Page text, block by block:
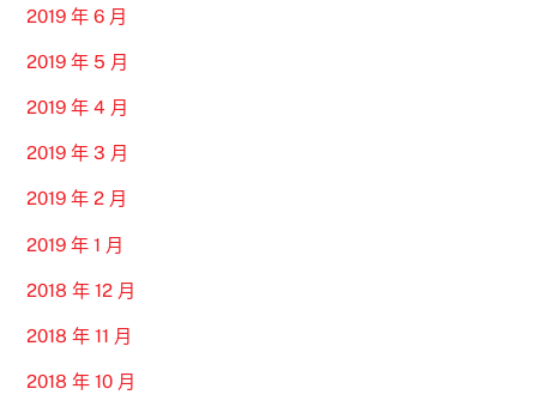
2019 年 6 月
2019 年 5 月
2019 年 4 月
2019 年 3 月
2019 年 2 月
2019 年 1 月
2018 年 12 月
2018 年 11 月
2018 年 10 月